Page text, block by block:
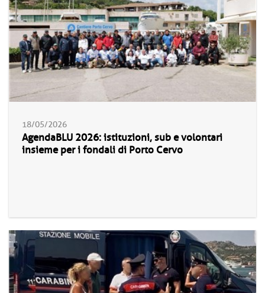
18/05/2026
AgendaBLU 2026: istituzioni, sub e volontari
insieme per i fondali di Porto Cervo